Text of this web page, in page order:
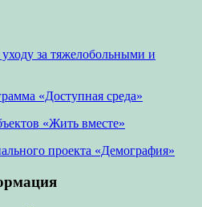
за тяжелобольными и
«Доступная среда»
«Жить вместе»
проекта «Демография»